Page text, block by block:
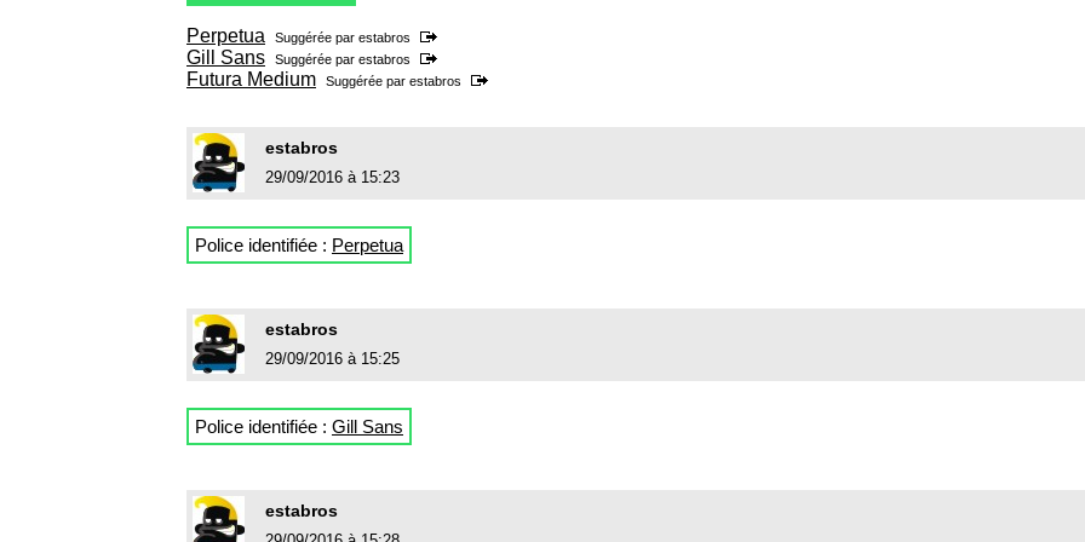
Perpetua Suggérée par estabros
Gill Sans Suggérée par estabros
Futura Medium Suggérée par estabros
estabros
29/09/2016 à 15:23
Police identifiée : Perpetua
estabros
29/09/2016 à 15:25
Police identifiée : Gill Sans
estabros